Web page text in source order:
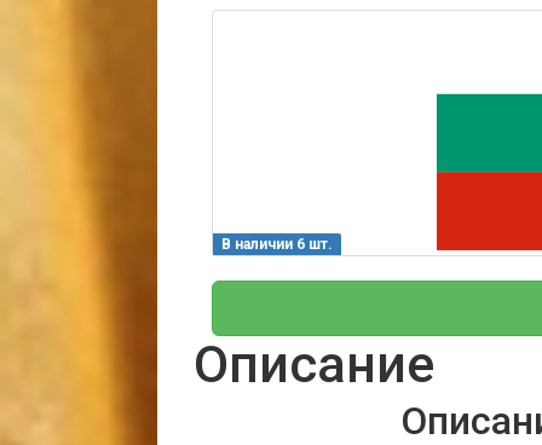
В наличии 6 шт.
Описание